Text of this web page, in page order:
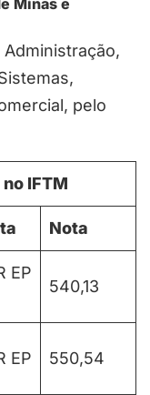
Minas e
pelo
no IFTM
Nota
EP
540,13
EP 550,54